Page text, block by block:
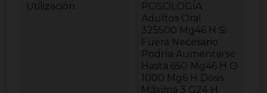
Utilización
POSOLOGÍA
Adultos Oral
325500 Mg46 H Si
Fuera Necesario
Podría Aumentarse
Hasta 650 Mg46 H O
1000 Mg6 H Dosis
Máxima 3 G24 H